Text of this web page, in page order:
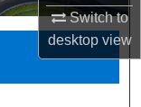
Switch to
desktopview